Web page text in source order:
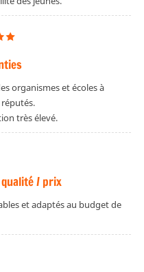
organismes et écoles à
très élevé.
/ prix
et adaptés au budget de